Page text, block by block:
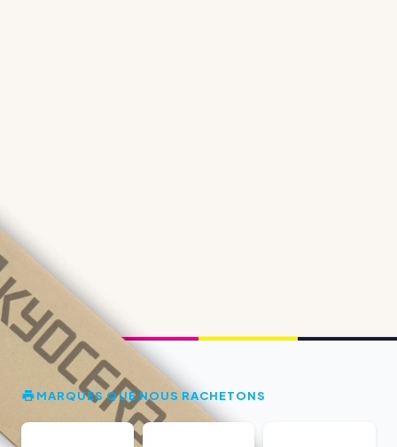
MARQUES QUE NOUS RACHETONS